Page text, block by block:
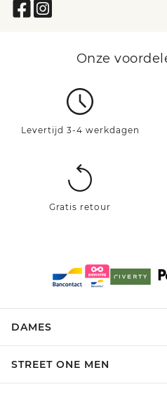
Onze
Levertijd 3-4 werkdagen
Gratis retour
DAMES
STREET ONE MEN